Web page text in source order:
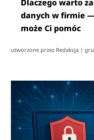
Dlaczego warto
danych w firmie
może Ci pomóc
utworzone przez Redakcja |